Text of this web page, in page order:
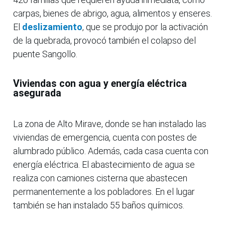
carpas, bienes de abrigo, agua, alimentos y enseres.
El deslizamiento, que se produjo por la activación
de la quebrada, provocó también el colapso del
puente Sangollo.
Viviendas con agua y energía eléctrica
asegurada
La zona de Alto Mirave, donde se han instalado las
viviendas de emergencia, cuenta con postes de
alumbrado público. Además, cada casa cuenta con
energía eléctrica. El abastecimiento de agua se
realiza con camiones cisterna que abastecen
permanentemente a los pobladores. En el lugar
también se han instalado 55 baños químicos.